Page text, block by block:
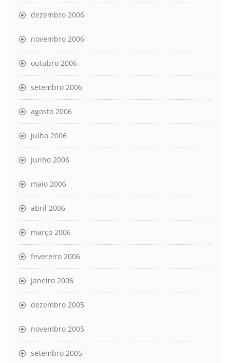
dezembro 2006
novembro 2006
outubro 2006
setembro 2006
agosto 2006
julho 2006
junho 2006
maio 2006
abril 2006
março 2006
fevereiro 2006
janeiro 2006
dezembro 2005
novembro 2005
setembro 2005